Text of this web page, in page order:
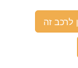
לרכב זה